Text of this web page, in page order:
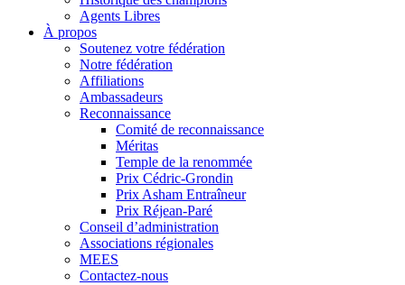
Agents Libres
À propos
Soutenez votre fédération
Notre fédération
Affiliations
Ambassadeurs
Reconnaissance
Comité de reconnaissance
Méritas
Temple de la renommée
Prix Cédric-Grondin
Prix Asham Entraîneur
Prix Réjean-Paré
Conseil d’administration
Associations régionales
MEES
Contactez-nous